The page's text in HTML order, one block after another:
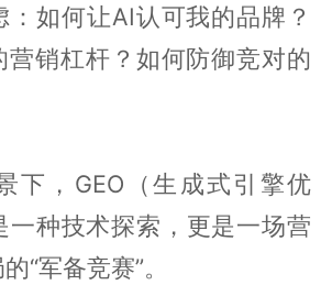
：如何让AI认可我的品牌？
营销杠杆？如何防御竞对的
下，GEO（生成式引擎优
一种技术探索，更是一场营
“军备竞赛”。